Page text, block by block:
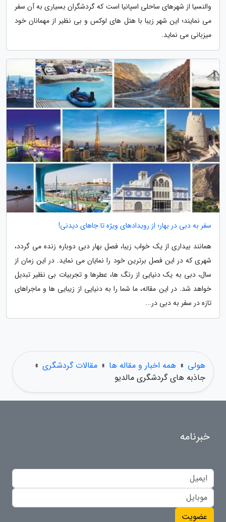
والنسیا از شهرهای ساحلی اسپانیا است که گردشگران بسیاری به آن سفر
می نمایند؛ این شهر زیبا با هتل های لوکس و بی نظیر از مهمانان خود
میزبانی می نماید.
سفر به دبی در بهار؛ از رویدادهای ویژه تا جاهای دیدنی!
همانند بیداری از یک خواب زیبا، فصل بهار دبی دوباره زنده می گردد،
شهری که در این فصل برترین خود را نمایان می نماید. در این زمان از
سال، دبی به یک دنیایی از رنگ ها، عطرها و تجربیات بی نظیر تبدیل
خواهد شد. در این مقاله، ما شما را به دنیایی از زیبایی ها و ماجراهای
تازه در سفر به دبی در...
هولی » همه اخبار و مقاله ها » مقالات گردشگری »
جاذبه های گردشگری مالدیو
خبرنامه
عضویت